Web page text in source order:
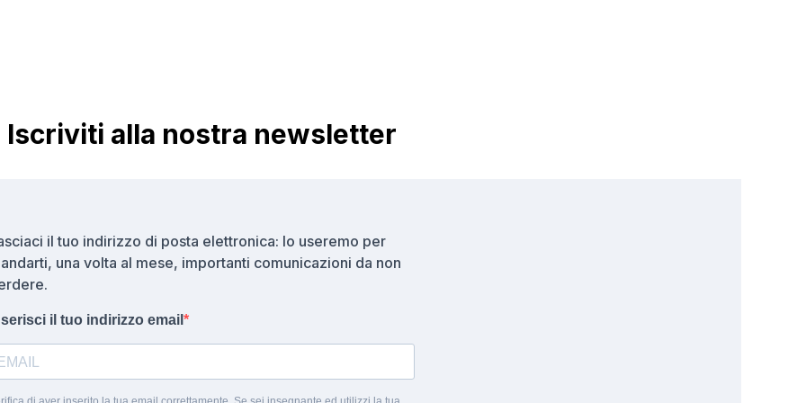
Iscriviti alla nostra newsletter
il tuo indirizzo di posta elettronica: lo useremo per
una volta al mese, importanti comunicazioni da non
il tuo indirizzo email